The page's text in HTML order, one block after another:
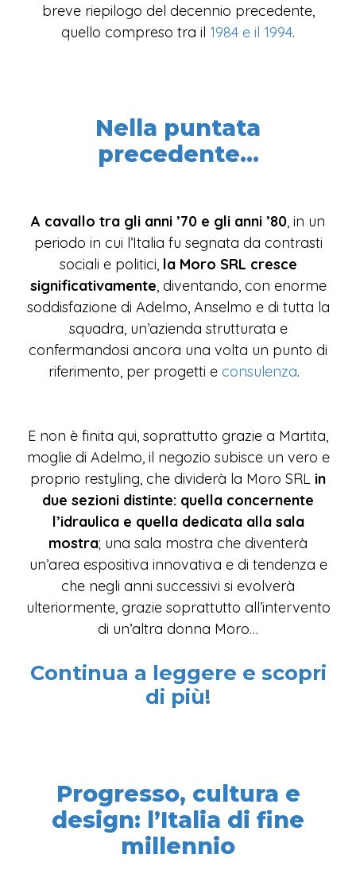
breve riepilogo del decennio precedente,
quello compreso tra il 1984 e il 1994.
Nella puntata
precedente...
A cavallo tra gli anni ’70 e gli anni ’80 , in un
periodo in cui l’Italia fu segnata da contrasti
sociali e politici, la Moro SRL cresce
significativamente , diventando, con enorme
soddisfazione di Adelmo, Anselmo e di tutta la
squadra, un’azienda strutturata e
confermandosi ancora una volta un punto di
riferimento, per progetti e consulenza.
E non è finita qui, soprattutto grazie a Martita,
moglie di Adelmo, il negozio subisce un vero e
proprio restyling, che dividerà la Moro SRL in
due sezioni distinte: quella concernente
l’idraulica e quella dedicata alla sala
mostra; una sala mostra che diventerà
un’area espositiva innovativa e di tendenza e
che negli anni successivi si evolverà
ulteriormente, grazie soprattutto all’intervento
di un’altra donna Moro…
Continua a leggere e scopri
di più!
Progresso, cultura e
design: l’Italia di fine
millennio